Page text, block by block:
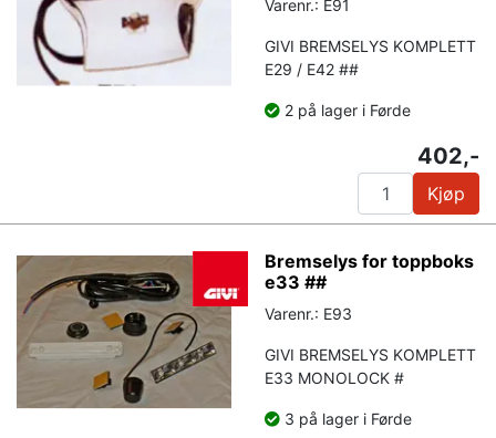
Varenr.: E91
GIVI BREMSELYS KOMPLETT
E29 / E42 ##
2 på lager i Førde
402,-
Kjøp
Bremselys for toppboks
e33 ##
Varenr.: E93
GIVI BREMSELYS KOMPLETT
E33 MONOLOCK #
3 på lager i Førde